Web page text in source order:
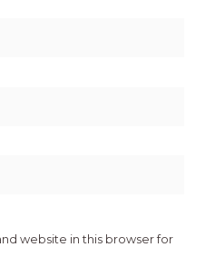
website in this browser for